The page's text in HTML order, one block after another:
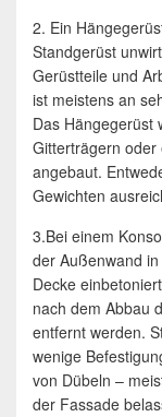
2. Ein
Standgerüst
Gerüstteile und
ist meistens an
Das Hängegerüst
Gitterträgern oder
angebaut.
Gewichten
3.Bei einem
der Außenwand
Decke
nach dem Abbau
entfernt werden.
wenige
von Dübeln –
der Fassade